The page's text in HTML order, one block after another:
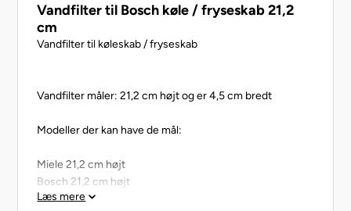
Vandfilter til Bosch køle / fryseskab 21,2
cm
Vandfilter til køleskab / fryseskab
Vandfilter måler: 21,2 cm højt og er 4,5 cm bredt
Modeller der kan have de mål:
Miele 21,2 cm højt
Bosch 21,2 cm højt
Siemens 21,2 cm højt
Læs mere